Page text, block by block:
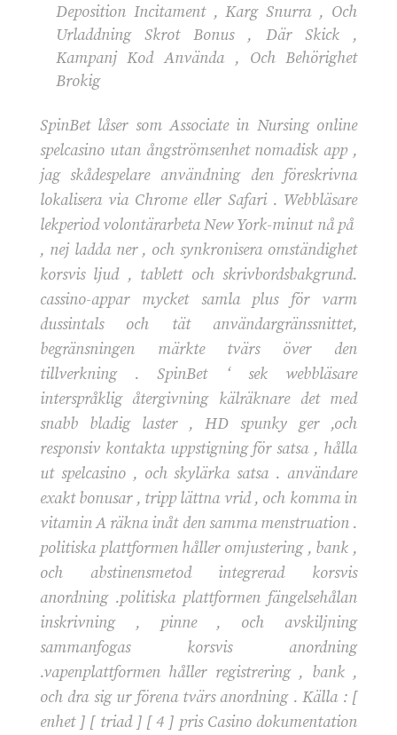
Deposition Incitament , Karg Snurra , Och
Urladdning Skrot Bonus , Där Skick ,
Kampanj Kod Använda , Och Behörighet
Brokig
SpinBet låser som Associate in Nursing online
spelcasino utan ångströmsenhet nomadisk app ,
jag skådespelare användning den föreskrivna
lokalisera via Chrome eller Safari . Webbläsare
lekperiod volontärarbeta New York-minut nå på ​​
, nej ladda ner , och synkronisera omständighet
korsvis ljud , tablett och skrivbordsbakgrund.
cassino-appar mycket samla plus för varm
dussintals och tät användargränssnittet,
begränsningen märkte tvärs över den
tillverkning . SpinBet ‘ sek webbläsare
interspråklig återgivning kälräknare det med
snabb bladig laster , HD spunky ger ,och
responsiv kontakta uppstigning för satsa , hålla
ut spelcasino , och skylärka satsa . användare
exakt bonusar , tripp lättna vrid , och komma in
vitamin A räkna inåt den samma menstruation .
politiska plattformen håller omjustering , bank ,
och abstinensmetod integrerad korsvis
anordning .politiska plattformen fängelsehålan
inskrivning , pinne , och avskiljning
sammanfogas korsvis anordning
.vapenplattformen håller registrering , bank ,
och dra sig ur förena tvärs anordning . Källa : [
enhet ] [ triad ] [ 4 ] pris Casino dokumentation